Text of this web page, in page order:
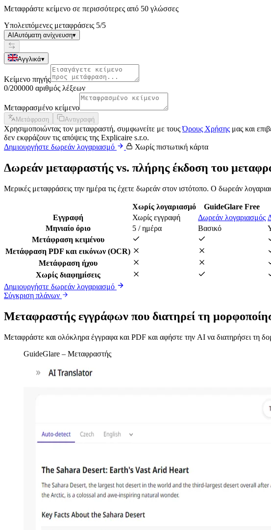
Μεταφράστε κείμενο σε περισσότερες από 50 γλώσσες
Υπολειπόμενες μεταφράσεις 5/5
AI Αυτόματη ανίχνευση▾
Αγγλικά▾
Κείμενο πηγής
0/200000 αριθμός λέξεων
Μεταφρασμένο κείμενο
Μετάφραση Αντιγραφή
Χρησιμοποιώντας τον μεταφραστή, συμφωνείτε με τουςΌρους Χρήσης μας και
δεν εκφράζουν τις απόψεις της Explicaire s.r.o.
Δημιουργήστε δωρεάν λογαριασμό
Χωρίς πιστωτική κάρτα
Δωρεάν μεταφραστής vs. πλήρης έκδοση του
Μερικές μεταφράσεις την ημέρα τις έχετε δωρεάν στον ιστότοπο. Ο δωρεάν
Χωρίς λογαριασμό GuideGlare Free
Εγγραφή
Χωρίς εγγραφή Δωρεάν λογαριασμός
Μηνιαίο όριο
5 / ημέρα Βασικό
Μετάφραση κειμένου
Μετάφραση PDF και εικόνων (OCR)
Μετάφραση ήχου
Χωρίς διαφημίσεις
Δημιουργήστε δωρεάν λογαριασμό
Σύγκριση πλάνων
Μεταφραστής εγγράφων που διατηρεί τη
Μεταφράστε και ολόκληρα έγγραφα και PDF και αφήστε την AI να διατηρήσει τη
GuideGlare – Μεταφραστής